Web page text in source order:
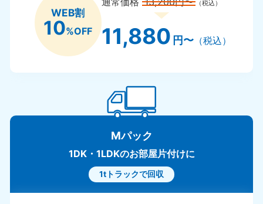
WEB割
10%OFF
（税込）
11,880 円〜（税込）
Mパック
1DK・1LDKのお部屋片付けに
1tトラックで回収